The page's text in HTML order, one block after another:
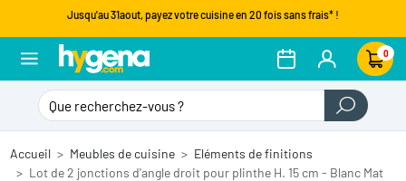
Jusqu'au 31aout, payez votre cuisine en 20 fois sans frais* !
0
Accueil Meubles de cuisine
Eléments de finitions
Lot de 2 jonctions d'angle droit pour plinthe H. 15 cm - Blanc Mat